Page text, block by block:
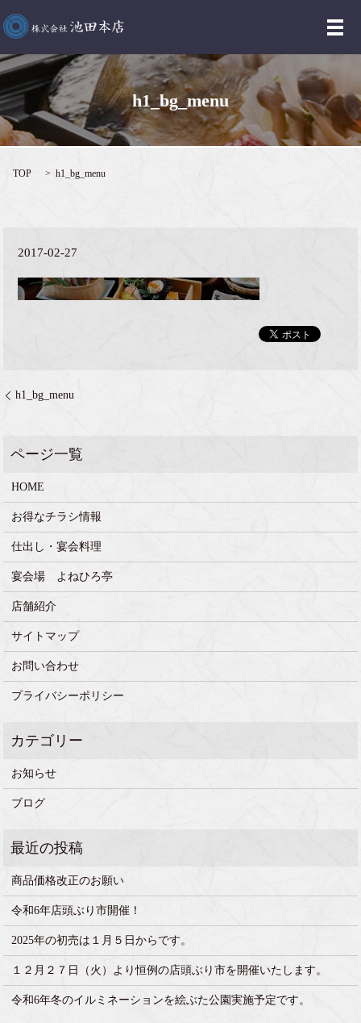
メ
h1_bg_menu
TOP h1_bg_menu
2017-02-27
h1_bg_menu
HOME
お得なチラシ情報
仕出し・宴会料理
宴会場 よねひろ亭
店舗紹介
サイトマップ
お問い合わせ
プライバシーポリシー
お知らせ
ブログ
商品価格改正のお願い
令和6年店頭ぶり市開催！
2025年の初売は１月５日からです。
１２月２７日（火）より恒例の店頭ぶり市を開催いたします。
令和6年冬のイルミネーションを絵ぶた公園実施予定です。